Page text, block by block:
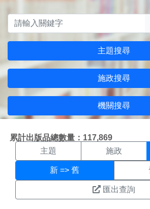
主題搜尋
施政搜尋
機關搜尋
累計出版品總數量：117,869
機關搜尋結果頁
主題 施政
新 => 舊
匯出查詢